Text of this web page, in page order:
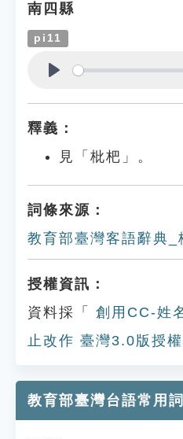
南四縣
pi11
釋義：
見「枇杷」。
詞條來源：
教育部臺灣客語辭典_
授權資訊：
資料採「
創用CC-姓
止改作 臺灣3.0版授
教育部臺灣台語常用